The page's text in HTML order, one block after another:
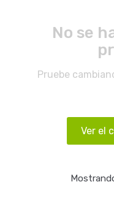
No se
Pruebe
Ver el